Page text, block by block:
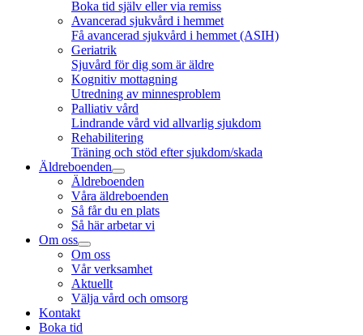
Boka tid själv eller via remiss
Avancerad sjukvård i hemmet
Få avancerad sjukvård i hemmet (ASIH)
Geriatrik
Sjuvård för dig som är äldre
Kognitiv mottagning
Utredning av minnesproblem
Palliativ vård
Lindrande vård vid allvarlig sjukdom
Rehabilitering
Träning och stöd efter sjukdom/skada
Äldreboenden
Äldreboenden
Våra äldreboenden
Så får du en plats
Så här arbetar vi
Om oss
Om oss
Vår verksamhet
Aktuellt
Välja vård och omsorg
Kontakt
Boka tid